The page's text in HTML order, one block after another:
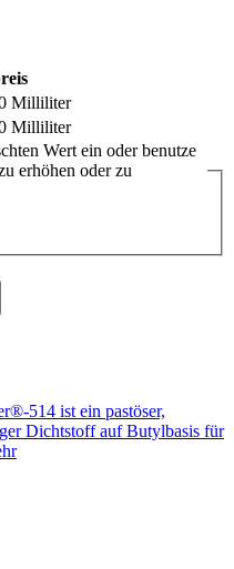
Milliliter
Milliliter
Wert ein oder benutze
erhöhen oder zu
514 ist ein pastöser,
Dichtstoff auf Butylbasis für